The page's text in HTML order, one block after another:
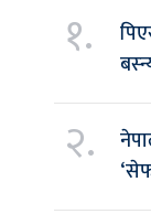
१.
२.